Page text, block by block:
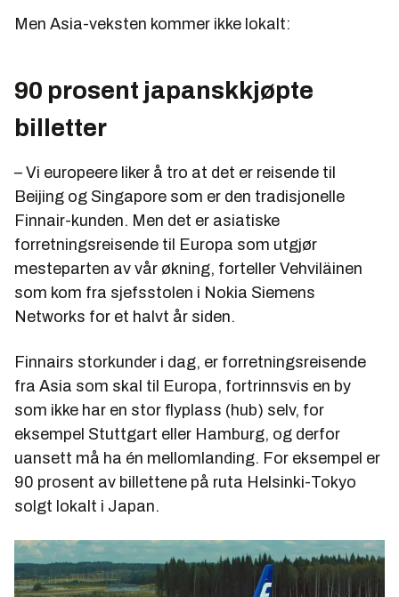
Men Asia-veksten kommer ikke lokalt:
90 prosent japanskkjøpte
billetter
– Vi europeere liker å tro at det er reisende til
Beijing og Singapore som er den tradisjonelle
Finnair-kunden. Men det er asiatiske
forretningsreisende til Europa som utgjør
mesteparten av vår økning, forteller Vehviläinen
som kom fra sjefsstolen i Nokia Siemens
Networks for et halvt år siden.
Finnairs storkunder i dag, er forretningsreisende
fra Asia som skal til Europa, fortrinnsvis en by
som ikke har en stor flyplass (hub) selv, for
eksempel Stuttgart eller Hamburg, og derfor
uansett må ha én mellomlanding. For eksempel er
90 prosent av billettene på ruta Helsinki-Tokyo
solgt lokalt i Japan.